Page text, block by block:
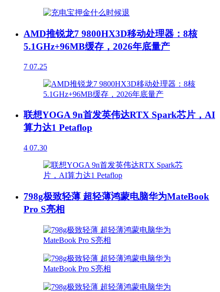
AMD推锐龙7 9800HX3D移动处理器：8核
5.1GHz+96MB缓存，2026年底量产
7 07.25
联想YOGA 9n首发英伟达RTX Spark芯片，AI
算力达1 Petaflop
4 07.30
798g极致轻薄 超轻薄鸿蒙电脑华为MateBook
Pro S亮相